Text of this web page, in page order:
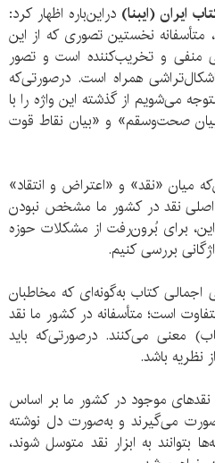
ایران (ایبنا) دراین‌باره اظهار کرد:
نخستین تصوری که از این
منفی و تخریب‌کننده است و تصور
همراه است. درصورتی‌که
می‌شویم از گذشته این واژه را با
صحت‌وسقم» و «بیان نقاط قوت
میان «نقد» و «اعتراض و انتقاد»
نقد در کشور ما مشخص نبودن
برای بُرون‌رفت از مشکلات حوزه
بررسی کنیم.
اجمالی کتاب به‌گونه‌ای که مخاطبان
است؛ متأسفانه در کشور ما نقد
معنی می‌کنند. درصورتی‌که باید
نظریه باشد.
موجود در کشور ما بر اساس
می‌گیرند و به‌صورت دل نوشته
بتوانند به ابزار نقد متوسل شوند،